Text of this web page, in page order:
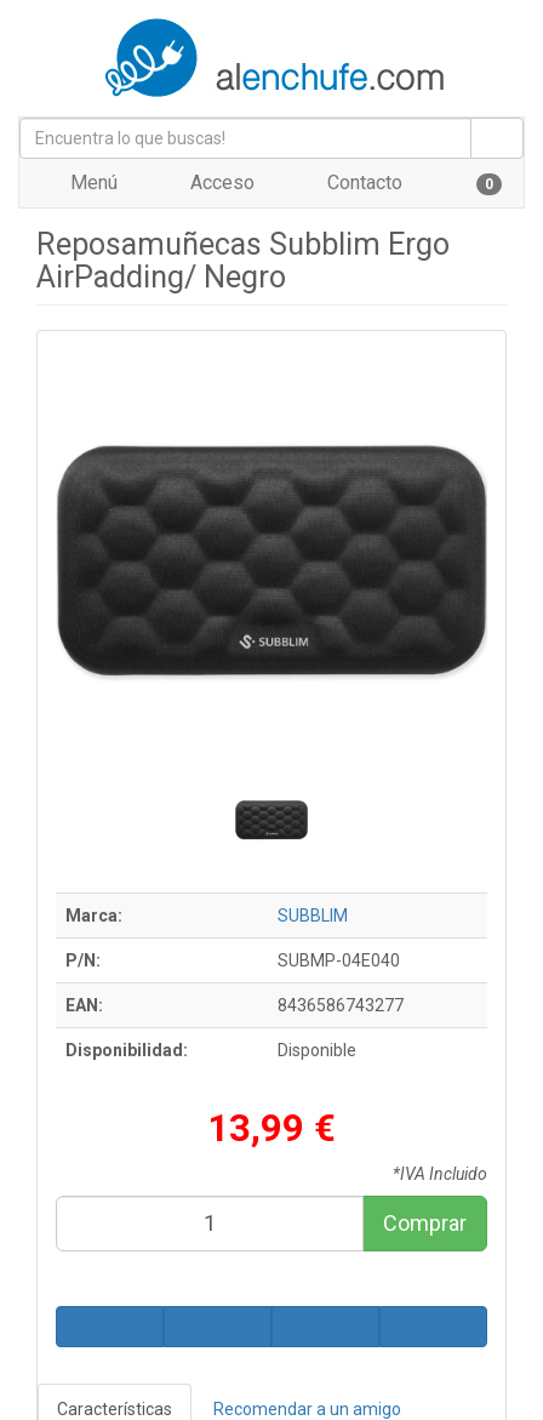
Menú Acceso Contacto 0
Reposamuñecas Subblim Ergo
AirPadding/ Negro
Marca: SUBBLIM
P/N: SUBMP-04E040
EAN: 8436586743277
Disponibilidad: Disponible
13,99 €
*IVA Incluido
Comprar
Características Recomendar a un amigo